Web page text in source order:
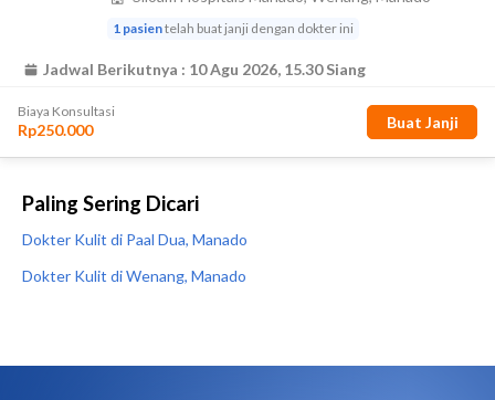
Paling Sering Dicari
Dokter Kulit di Paal Dua, Manado
Dokter Kulit di Wenang, Manado